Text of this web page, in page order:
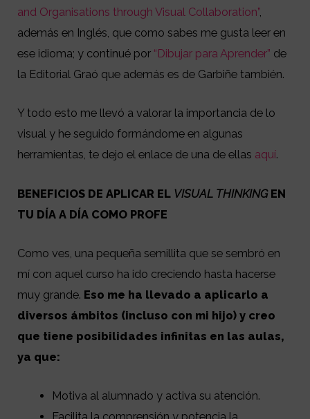
and Organisations through Visual Collaboration”,
además en Inglés, que como sabes me gusta leer en
ese idioma; y continué por “Dibujar para Aprender” de
la Editorial Graó que además es de Garbiñe también.
Y todo esto me llevó a valorar la importancia de lo
visual y he seguido formándome en algunas
herramientas, te dejo el enlace de una de ellas aquí.
BENEFICIOS DE APLICAR EL VISUAL THINKINGEN
TU DÍA A DÍA COMO PROFE
Como ves, una pequeña semillita que se sembró en
mí con aquel curso ha ido creciendo hasta hacerse
muy grande. Eso me ha llevado a aplicarlo a
diversos ámbitos (incluso con mi hijo) y creo
que tiene posibilidades infinitas en las aulas,
ya que:
Motiva al alumnado y activa su atención.